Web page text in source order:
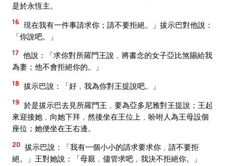
是於永恆主。
16 現在我有一件事請求你；請不要拒絕。」拔示巴對他說：
「你說吧。」
17 他說：「求你對所羅門王說﹐將書念的女子亞比煞賜給我
為妻；他不會拒絕你的。」
18 拔示巴說：「好﹐我為你對王提說吧。」
19 於是拔示巴去見所羅門王﹐要為亞多尼雅對王提說；王起
來迎接她﹐向她下拜﹐然後坐在王位上﹐吩咐人為王母設個
座位；她便坐在王右邊。
20 拔示巴說：「我有一個小小的請求要求你﹐請不要拒
絕。」王對她說：「母親﹐儘管求吧﹐我決不拒絕你。」